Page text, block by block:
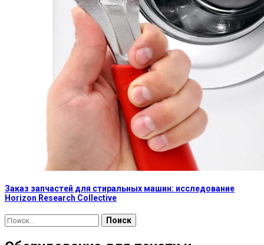
Заказ запчастей для стиральных машин: исследование
Horizon Research Collective
Найти: